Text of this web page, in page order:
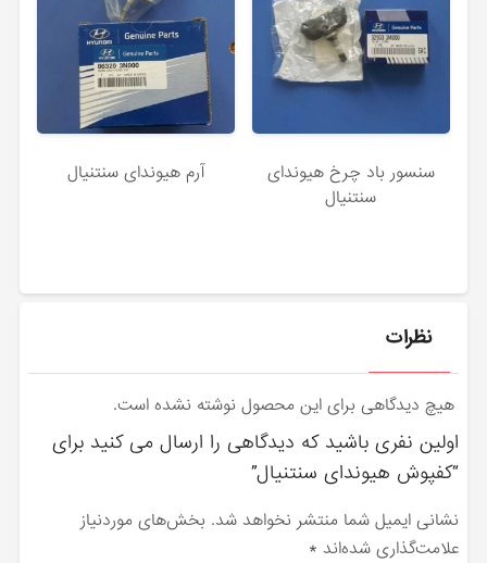
سنسور باد چرخ هیوندای
سنتنیال
آرم هیوندای سنتنیال
نظرات
هیچ دیدگاهی برای این محصول نوشته نشده است.
اولین نفری باشید که دیدگاهی را ارسال می کنید برای
“کفپوش هیوندای سنتنیال”
نشانی ایمیل شما منتشر نخواهد شد. بخش‌های موردنیاز
علامت‌گذاری شده‌اند *